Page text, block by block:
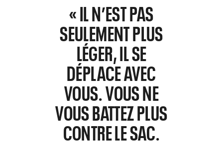
« IL N’EST PAS
SEULEMENT PLUS
LÉGER, IL SE
DÉPLACE AVEC
VOUS. VOUS NE
VOUS BATTEZ PLUS
CONTRE LE SAC.